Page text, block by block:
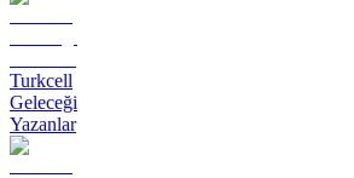
Turkcell
Geleceği
Yazanlar